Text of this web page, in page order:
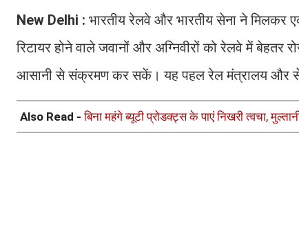
New Delhi : भारतीय रेलवे और भारतीय सेना ने
रिटायर होने वाले जवानों और अग्निवीरों को रेलवे में
आसानी से संक्रमण कर सकें। यह पहल रेल मंत्रालय और
Also Read -बिना महंगे ब्यूटी प्रोडक्ट्स के पाएं निखरी त्वचा,